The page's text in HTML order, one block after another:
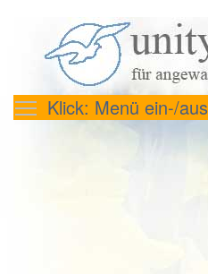
Klick: Menü ein-/aus